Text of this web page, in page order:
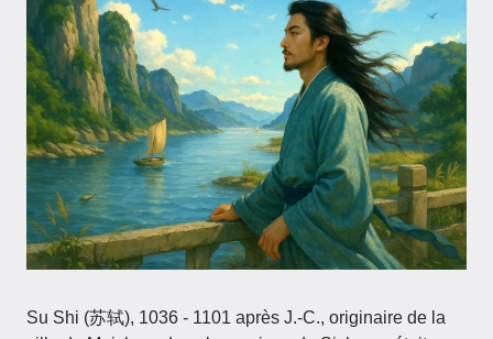
Su Shi (苏轼), 1036 - 1101 après J.-C., originaire de la